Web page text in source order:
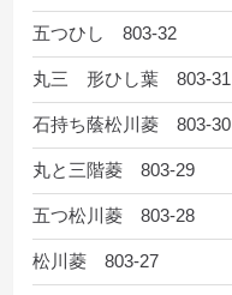
五つひし 803-32
丸三 形ひし葉 803-31
石持ち蔭松川菱 803-30
丸と三階菱 803-29
五つ松川菱 803-28
松川菱 803-27